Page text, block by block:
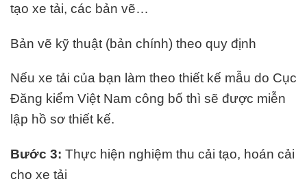
tạo xe tải, các bản vẽ…
Bản vẽ kỹ thuật (bản chính) theo quy định
Nếu xe tải của bạn làm theo thiết kế mẫu do Cục
Đăng kiểm Việt Nam công bố thì sẽ được miễn
lập hồ sơ thiết kế.
Bước 3: Thực hiện nghiệm thu cải tạo, hoán cải
cho xe tải